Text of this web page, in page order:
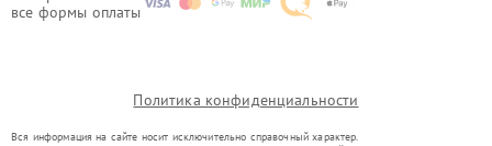
все формы оплаты
Политика конфиденциальности
Вся информация на сайте носит исключительно справочный характер.